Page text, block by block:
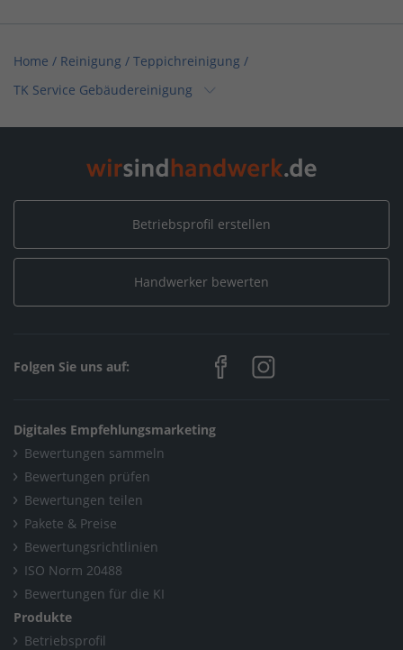
Home / Reinigung / Teppichreinigung /
TK Service Gebäudereinigung
Home / Reinigung / Gebäudereinigung /
TK Service Gebäudereinigung
TK Service Gebäudereinigung
Home / Kremmen / TK Service Gebäudereinigung
Betriebsprofil erstellen
Handwerker bewerten
Folgen Sie uns auf:
Digitales Empfehlungsmarketing
Bewertungen sammeln
Bewertungen prüfen
Bewertungen teilen
Pakete & Preise
Bewertungsrichtlinien
ISO Norm 20488
Bewertungen für die KI
Produkte
Betriebsprofil